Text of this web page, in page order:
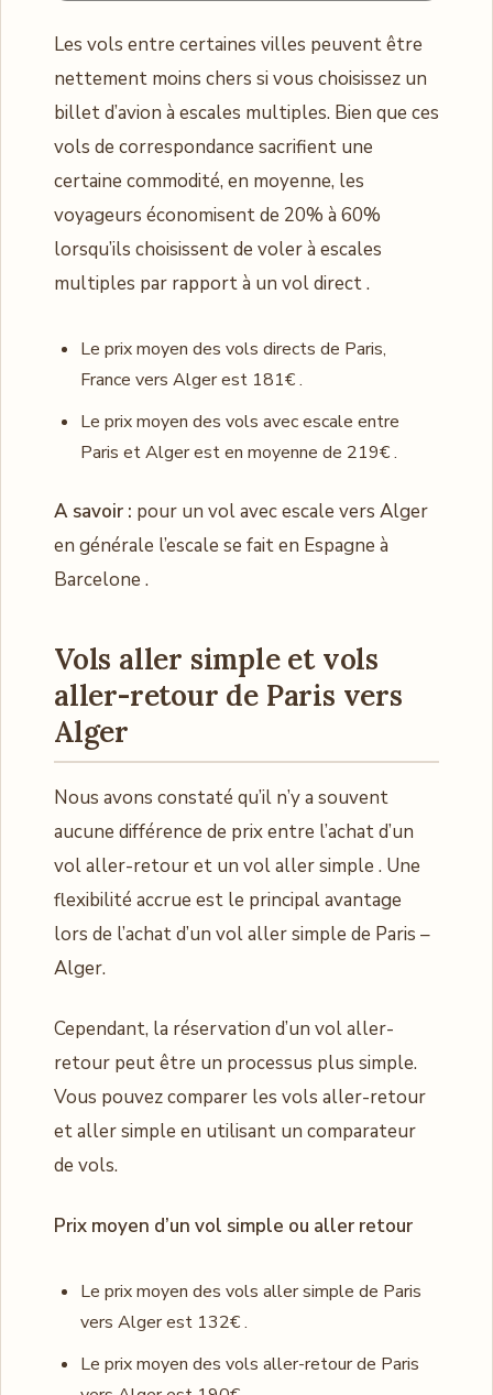
Les vols entre certaines villes peuvent être
nettement moins chers si vous choisissez un
billet d’avion à escales multiples. Bien que ces
vols de correspondance sacrifient une
certaine commodité, en moyenne, les
voyageurs économisent de 20% à 60%
lorsqu’ils choisissent de voler à escales
multiples par rapport à un vol direct .
Le prix moyen des vols directs de Paris,
France vers Alger est 181€ .
Le prix moyen des vols avec escale entre
Paris et Alger est en moyenne de 219€ .
A savoir : pour un vol avec escale vers Alger
en générale l’escale se fait en Espagne à
Barcelone .
Vols aller simple et vols
aller-retour de Paris vers
Alger
Nous avons constaté qu’il n’y a souvent
aucune différence de prix entre l’achat d’un
vol aller-retour et un vol aller simple . Une
flexibilité accrue est le principal avantage
lors de l’achat d’un vol aller simple de Paris –
Alger.
Cependant, la réservation d’un vol aller-
retour peut être un processus plus simple.
Vous pouvez comparer les vols aller-retour
et aller simple en utilisant un comparateur
de vols.
Prix moyen d’un vol simple ou aller retour
Le prix moyen des vols aller simple de Paris
vers Alger est 132€ .
Le prix moyen des vols aller-retour de Paris